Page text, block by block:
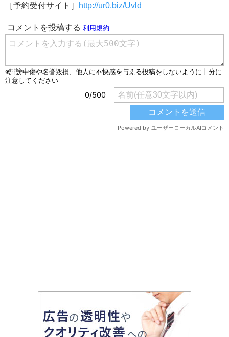
［予約受付サイト］
http://ur0.biz/Uvld